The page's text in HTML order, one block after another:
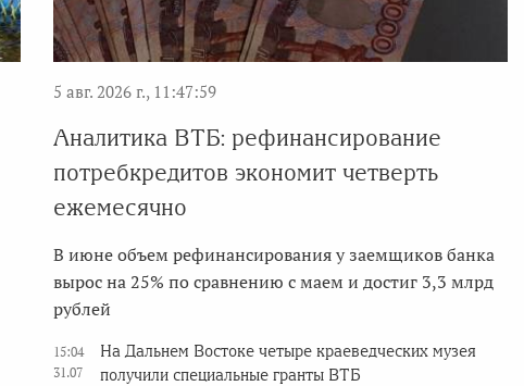
5 авг. 2026 г., 11:47:59
Аналитика ВТБ: рефинансирование
потребкредитов экономит четверть
ежемесячно
В июне объем рефинансирования у заемщиков банка
вырос на 25% по сравнению с маем и достиг 3,3 млрд
рублей
15:04
31.07
На Дальнем Востоке четыре краеведческих музея
получили специальные гранты ВТБ